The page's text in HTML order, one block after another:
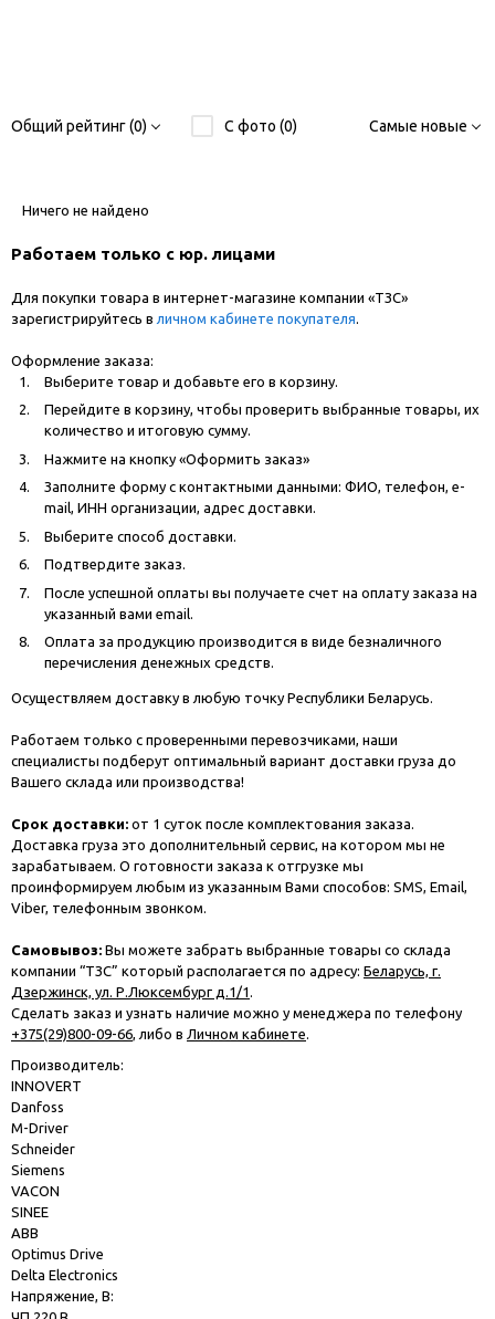
Общий рейтинг (0) С фото (0) Самые новые
Ничего не найдено
Работаем только с юр. лицами
Для покупки товара в интернет-магазине компании «ТЗС»
зарегистрируйтесь в личном кабинете покупателя
Оформление заказа:
Выберите товар и добавьте его в корзину.
Перейдите в корзину, чтобы проверить выбранные товары, их
количество и итоговую сумму.
Нажмите на кнопку «Оформить заказ»
Заполните форму с контактными данными: ФИО, телефон, e-
mail, ИНН организации, адрес доставки.
Выберите способ доставки.
Подтвердите заказ.
После успешной оплаты вы получаете счет на оплату заказа на
указанный вами email.
Оплата за продукцию производится в виде безналичного
перечисления денежных средств.
Осуществляем доставку в любую точку Республики Беларусь.
Работаем только с проверенными перевозчиками, наши
специалисты подберут оптимальный вариант доставки груза до
Вашего склада или производства!
Срок доставки: от 1 суток после комплектования заказа.
Доставка груза это дополнительный сервис, на котором мы не
зарабатываем. О готовности заказа к отгрузке мы
проинформируем любым из указанным Вами способов: SMS, Email,
Viber, телефонным звонком.
Самовывоз: Вы можете забрать выбранные товары со склада
компании “ТЗС” который располагается по адресу: Беларусь, г.
Дзержинск, ул. Р.Люксембург д.1/1 .
Сделать заказ и узнать наличие можно у менеджера по телефону
+375(29)800-09-66, либо в Личном кабинете.
Производитель:
INNOVERT
Danfoss
M-Driver
Schneider
Siemens
VACON
SINEE
ABB
Optimus Drive
Delta Electronics
Напряжение, В: